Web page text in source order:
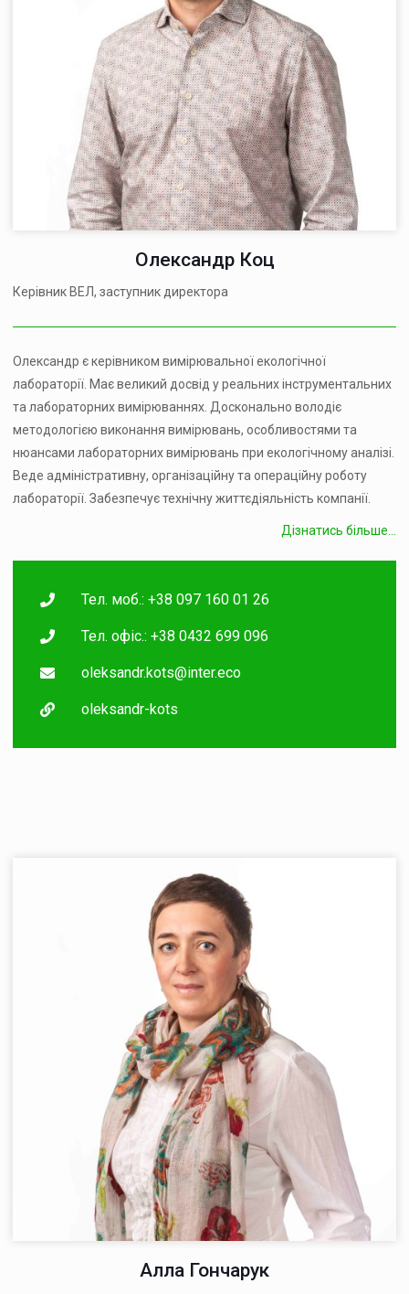
Олександр Коц
Керівник ВЕЛ, заступник директора
Олександр є керівником вимірювальної екологічної
лабораторії. Має великий досвід у реальних інструментальних
та лабораторних вимірюваннях. Досконально володіє
методологією виконання вимірювань, особливостями та
нюансами лабораторних вимірювань при екологічному аналізі.
Веде адміністративну, організаційну та операційну роботу
лабораторії. Забезпечує технічну життєдіяльність компанії.
Дізнатись більше...
Тел. моб.: +38 097 160 01 26
Тел. офіс.: +38 0432 699 096
oleksandr.kots@inter.eco
oleksandr-kots
Алла Гончарук